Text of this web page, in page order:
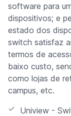
software para
dispositivos; e
estado dos
switch satisfaz
termos de
baixo custo,
como lojas de
campus, etc.
Uniview -